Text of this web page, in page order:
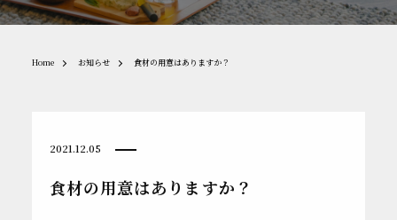
Home お知らせ 食材の用意はありますか？
2021.12.05
食材の用意はありますか？